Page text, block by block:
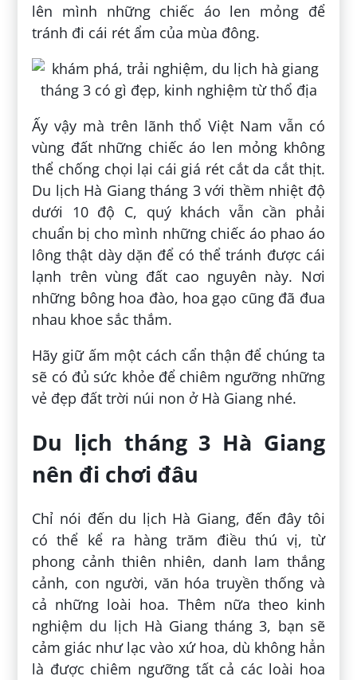
lên mình những chiếc áo len mỏng để
tránh đi cái rét ẩm của mùa đông.
Ấy vậy mà trên lãnh thổ Việt Nam vẫn có
vùng đất những chiếc áo len mỏng không
thể chống chọi lại cái giá rét cắt da cắt thịt.
Du lịch Hà Giang tháng 3 với thềm nhiệt độ
dưới 10 độ C, quý khách vẫn cần phải
chuẩn bị cho mình những chiếc áo phao áo
lông thật dày dặn để có thể tránh được cái
lạnh trên vùng đất cao nguyên này. Nơi
những bông hoa đào, hoa gạo cũng đã đua
nhau khoe sắc thắm.
Hãy giữ ấm một cách cẩn thận để chúng ta
sẽ có đủ sức khỏe để chiêm ngưỡng những
vẻ đẹp đất trời núi non ở Hà Giang nhé.
Du lịch tháng 3 Hà Giang
nên đi chơi đâu
Chỉ nói đến du lịch Hà Giang, đến đây tôi
có thể kể ra hàng trăm điều thú vị, từ
phong cảnh thiên nhiên, danh lam thắng
cảnh, con người, văn hóa truyền thống và
cả những loài hoa. Thêm nữa theo kinh
nghiệm du lịch Hà Giang tháng 3, bạn sẽ
cảm giác như lạc vào xứ hoa, dù không hẳn
là được chiêm ngưỡng tất cả các loài hoa